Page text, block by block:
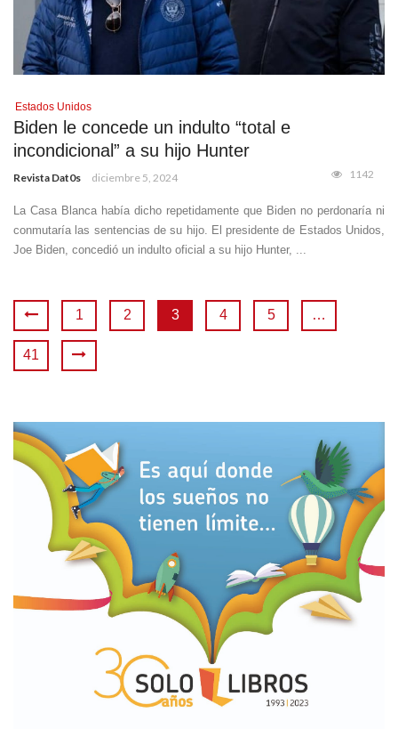
Estados Unidos
Biden le concede un indulto “total e
incondicional” a su hijo Hunter
Revista Dat0s diciembre 5, 2024 1142
La Casa Blanca había dicho repetidamente que Biden no perdonaría ni
conmutaría las sentencias de su hijo. El presidente de Estados Unidos,
Joe Biden, concedió un indulto oficial a su hijo Hunter, ...
1 2 3 4 5 …
41